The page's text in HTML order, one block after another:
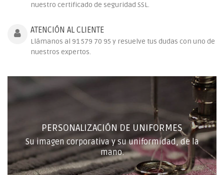
nuestro certificado de seguridad SSL.
ATENCIÓN AL CLIENTE
Llámanos al 91 579 70 95 y resuelve tus dudas con uno de
nuestros expertos.
PERSONALIZACIÓN DE UNIFORMES
Su imagen corporativa y su uniformidad, de la
mano.